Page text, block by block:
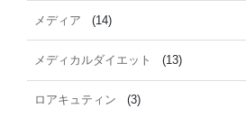
メディア (14)
メディカルダイエット (13)
ロアキュティン (3)